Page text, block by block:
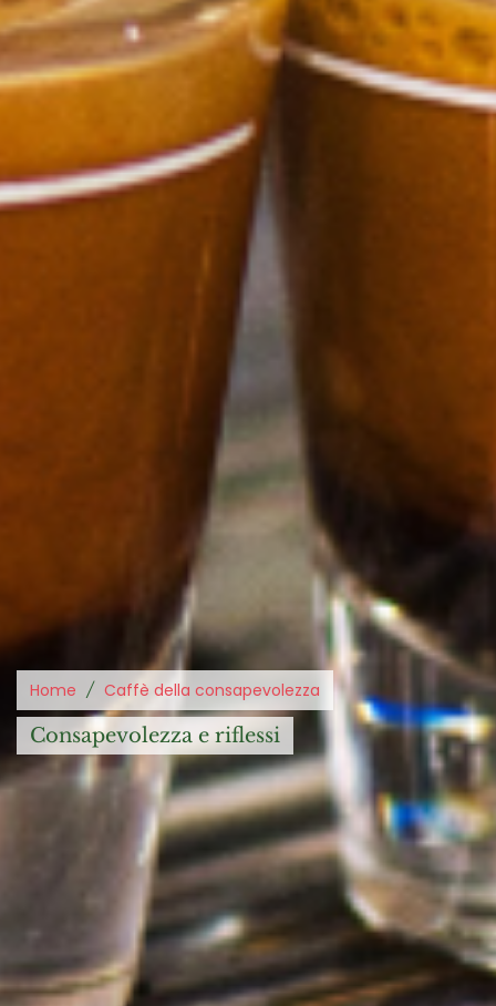
Home Caffè della consapevolezza
consapevolezza e riflessi